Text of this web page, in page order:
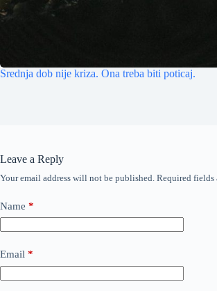
Srednja dob nije kriza. Ona treba biti poticaj.
Leave a Reply
Your email address will not be published. Required fields
Name *
Email *